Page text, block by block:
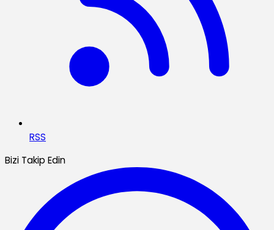
RSS
Bizi Takip Edin